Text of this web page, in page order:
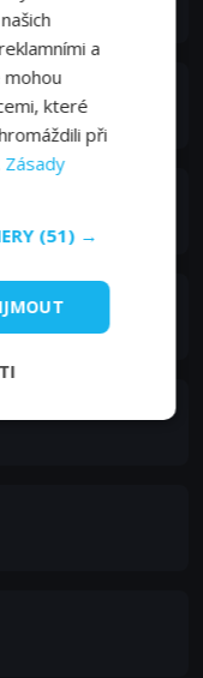
a
které
při
Zásady
(51) →